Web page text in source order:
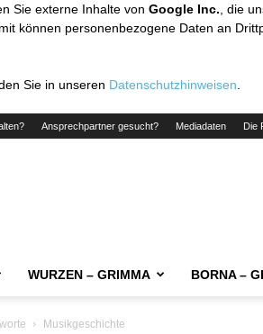
Sie externe Inhalte von Google Inc. , die
können personenbezogene Daten an
Sie in unseren Datenschutzhinweisen
Ansprechpartner gesucht? Mediadaten Die
WURZEN – GRIMMA BORNA –
Musikgeschichte